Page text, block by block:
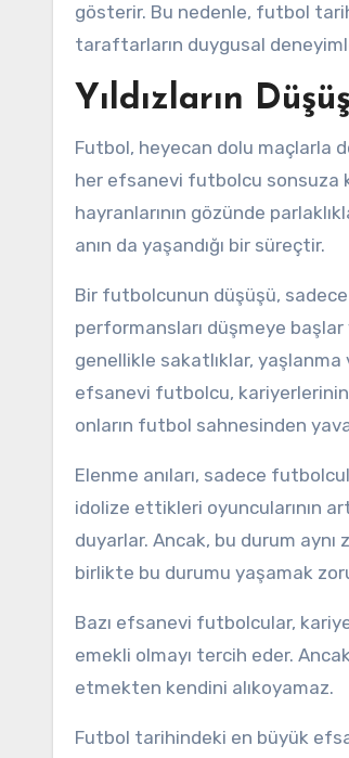
gösterir. Bu nedenle, futbol
taraftarların duygusal
Yıldızların
Futbol, heyecan dolu maçlarla
her efsanevi futbolcu sonsuza
hayranlarının gözünde
anın da yaşandığı bir süreçtir.
Bir futbolcunun düşüşü,
performansları düşmeye başlar
genellikle sakatlıklar,
efsanevi futbolcu, kariyerlerinin
onların futbol sahnesinden
Elenme anıları, sadece
idolize ettikleri oyuncularının
duyarlar. Ancak, bu durum aynı
birlikte bu durumu yaşamak
Bazı efsanevi futbolcular,
emekli olmayı tercih eder.
etmekten kendini alıkoyamaz.
Futbol tarihindeki en büyük